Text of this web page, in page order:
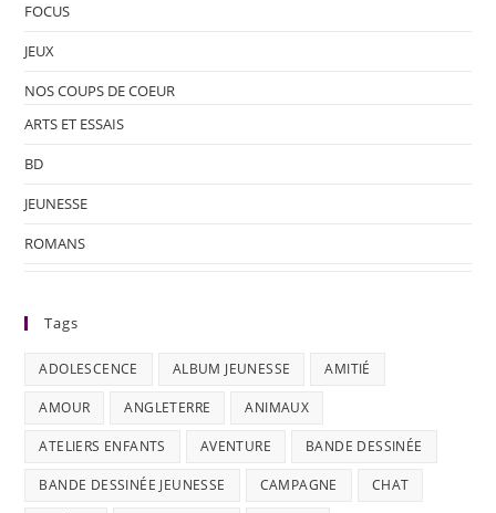
FOCUS
JEUX
NOS COUPS DE COEUR
ARTS ET ESSAIS
BD
JEUNESSE
ROMANS
Tags
ADOLESCENCE ALBUM JEUNESSE AMITIÉ
AMOUR ANGLETERRE ANIMAUX
ATELIERS ENFANTS AVENTURE BANDE DESSINÉE
BANDE DESSINÉE JEUNESSE CAMPAGNE CHAT